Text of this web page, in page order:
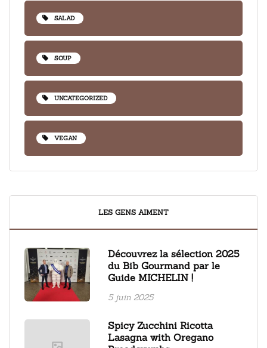
SALAD
SOUP
UNCATEGORIZED
VEGAN
LES GENS AIMENT
Découvrez la sélection 2025
du Bib Gourmand par le
Guide MICHELIN !
5 juin 2025
Spicy Zucchini Ricotta
Lasagna with Oregano